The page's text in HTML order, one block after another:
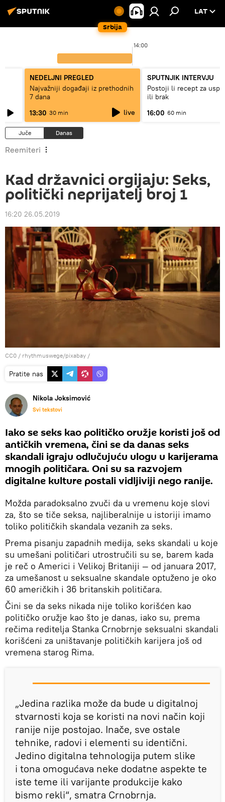
Srbija
LAT
14:00
NEDELJNI PREGLED
Najvažniji događaji iz prethodnih
7 dana
13:30 30 min live
SPUTNJIK INTERVJU
Postoji li recept za
ili brak
16:00 60 min
Juče Danas
Reemiteri
Kad državnici orgijaju: Seks,
politički neprijatelj broj 1
16:20 26.05.2019
CC0 / rhythmuswege/pixabay /
Pratite nas
Nikola Joksimović
Svi tekstovi
Iako se seks kao političko oružje koristi još od
antičkih vremena, čini se da danas seks
skandali igraju odlučujuću ulogu u karijerama
mnogih političara. Oni su sa razvojem
digitalne kulture postali vidljiviji nego ranije.
Možda paradoksalno zvuči da u vremenu koje slovi
za, što se tiče seksa, najliberalnije u istoriji imamo
toliko političkih skandala vezanih za seks.
Prema pisanju zapadnih medija, seks skandali u koje
su umešani političari utrostručili su se, barem kada
je reč o Americi i Velikoj Britaniji — od januara 2017,
za umešanost u seksualne skandale optuženo je oko
60 američkih i 36 britanskih političara.
Čini se da seks nikada nije toliko korišćen kao
političko oružje kao što je danas, iako su, prema
rečima reditelja Stanka Crnobrnje seksualni skandali
korišćeni za uništavanje političkih karijera još od
vremena starog Rima.
„Jedina razlika može da bude u digitalnoj
stvarnosti koja se koristi na novi način koji
ranije nije postojao. Inače, sve ostale
tehnike, radovi i elementi su identični.
Jedino digitalna tehnologija putem slike
i tona omogućava neke dodatne aspekte te
iste teme ili varijante produkcije kako
bismo rekli“, smatra Crnobrnja.